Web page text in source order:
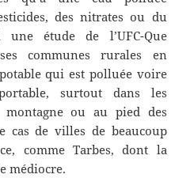
des nitrates ou du
étude de l’UFC-Que
communes rurales en
qui est polluée voire
surtout dans les
montagne ou au pied des
cas de villes de beaucoup
comme Tarbes, dont la
médiocre.